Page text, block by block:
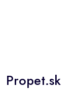
Propet.sk